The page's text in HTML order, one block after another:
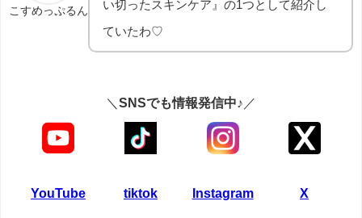
こすめっぷるん い切ったスキンケア』の1つとして紹介し
ていたわ♡
＼ SNSでも情報発信中♪ ／
YouTube tiktok Instagram X